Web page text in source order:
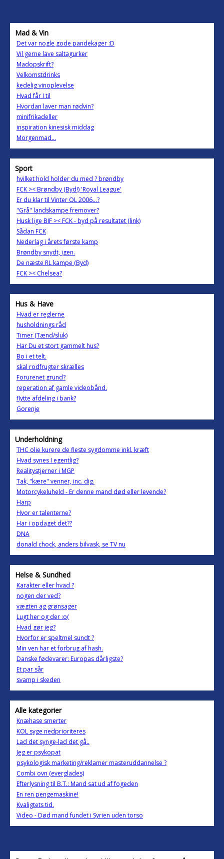
Mad & Vin
Det var nogle gode pandekager :D
Vil gerne lave saltagurker
Madopskrift?
Velkomstdrinks
kedelig vinoplevelse
Hvad får I til
Hvordan laver man rødvin?
minifrikadeller
inspiration kinesisk middag
Morgenmad...
Sport
hvilket hold holder du med ? brøndby
FCK >< Brøndby (Byd!) 'Royal League'
Er du klar til Vinter OL 2006...?
"Grå" landskampe fremover?
Husk lige BIF >< FCK - byd på resultatet (link)
Sådan FCK
Nederlag i årets første kamp
Brøndby snydt, igen.
De næste RL kampe (Byd)
FCK >< Chelsea?
Hus & Have
Hvad er reglerne
husholdnings råd
Timer (Tænd/sluk)
Har Du et stort gammelt hus?
Bo i et telt.
skal rodfrugter skrælles
Forurenet grund?
reperation af gamle videobånd.
flytte afdeling i bank?
Gorenje
Underholdning
THC olie kurere de fleste sygdomme inkl. kræft
Hvad synes I egentlig?
Realitystjerner i MGP
Tak, "kære" venner, inc. dig.
Motorcykeluheld - Er denne mand død eller levende?
Harp
Hvor er talenterne?
Har i opdaget det??
DNA
donald chock, anders bilvask, se TV nu
Helse & Sundhed
Karakter eller hvad ?
nogen der ved?
vægten ag grønsager
Lugt her og der :o(
Hvad gør jeg?
Hvorfor er speltmel sundt ?
Min ven har et forbrug af hash.
Danske fødevarer: Europas dårligste?
Et par sår
svamp i skeden
Alle kategorier
Knæhase smerter
KOL syge nedprioriteres
Lad det synge-lad det gå..
Jeg er psykopat
psykologisk marketing/reklamer masteruddannelse ?
Combi ovn (everglades)
Efterlysning til B.T.: Mand sat ud af fogeden
En ren pengemaskine!
Kvaligtets tid.
Video - Død mand fundet i Syrien uden torso